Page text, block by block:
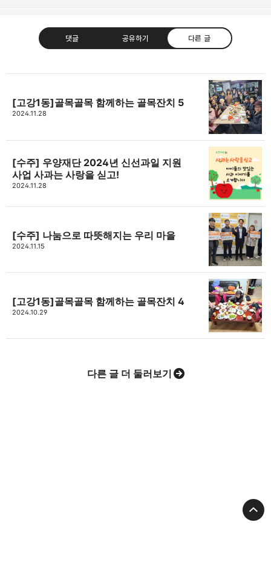
댓글 공유하기 다른 글
고강종합사회복지관
고강종합사회복지관입니다.
구독하기
[고강1동]골목골목 함께하는 골목잔치 5
2024.11.28
[수주] 우양재단 2024년 신선과일 지원
사업 사과는 사랑을 싣고!
2024.11.28
[수주] 나눔으로 따뜻해지는 우리 마을
2024.11.15
[고강1동]골목골목 함께하는 골목잔치 4
2024.10.29
다른 글 더 둘러보기